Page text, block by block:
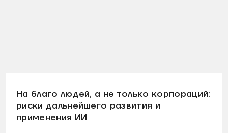
На благо людей, а не только корпораций:
риски дальнейшего развития и
применения ИИ